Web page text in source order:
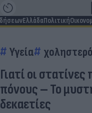
ΕλλάδαΠολιτική
Υγεία
Γιατί οι
πόνους – Το
δεκαετίες